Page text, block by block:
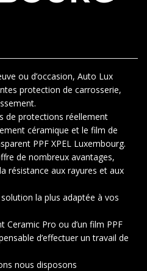
ou d’occasion, Auto Lux
protection de carrosserie,
de protections réellement
céramique et le film de
PPF XPEL Luxembourg.
de nombreux avantages,
résistance aux rayures et aux
la plus adaptée à vos
Pro ou d’un film PPF
d’effectuer un travail de
nous disposons